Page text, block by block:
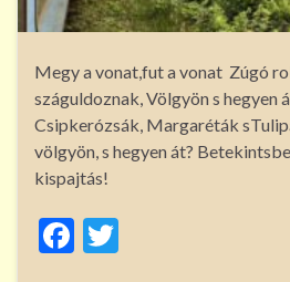
Megy a vonat,fut a vonat Zúgó
száguldoznak, Völgyön s hegyen
Csipkerózsák, Margaréták
völgyön, s hegyen át?
kispajtás!
F